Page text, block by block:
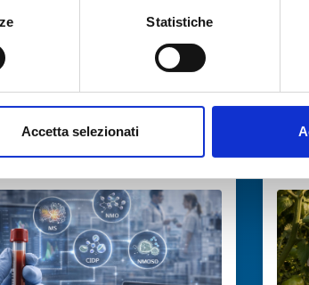
Statistiche
Accetta selezionati
DISCOVER MORE →
on18 novembre 2026